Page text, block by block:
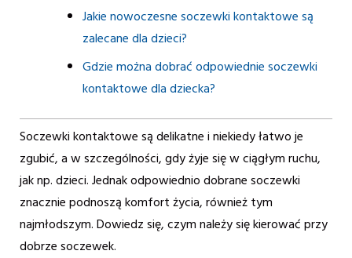
Jakie nowoczesne soczewki kontaktowe są
zalecane dla dzieci?
Gdzie można dobrać odpowiednie soczewki
kontaktowe dla dziecka?
Soczewki kontaktowe są delikatne i niekiedy łatwo je
zgubić, a w szczególności, gdy żyje się w ciągłym ruchu,
jak np. dzieci. Jednak odpowiednio dobrane soczewki
znacznie podnoszą komfort życia, również tym
najmłodszym. Dowiedz się, czym należy się kierować przy
dobrze soczewek.